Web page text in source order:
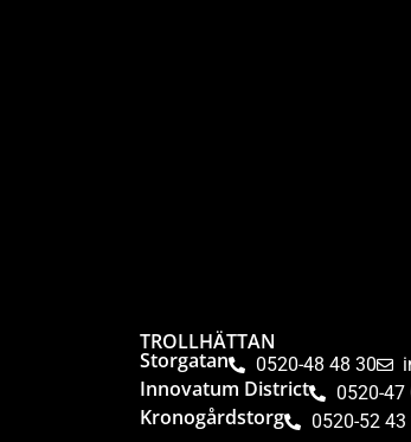
TROLLHÄTTAN
Storgatan 0520-48 48 30
Innovatum District 0520-47
Kronogårdstorg 0520-52 43